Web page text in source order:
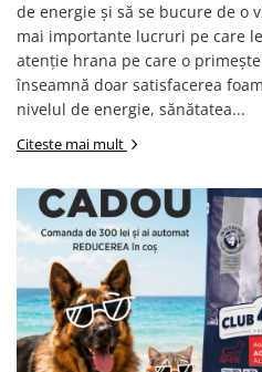
de energie și să se bucure de o
mai importante lucruri pe care
atenție hrana pe care o
înseamnă doar satisfacerea
nivelul de energie, sănătatea...
Citeste mai mult